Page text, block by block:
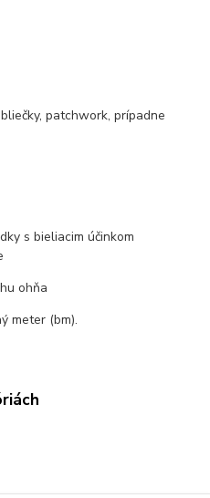
patchwork, prípadne
s bieliacim účinkom
ohňa
meter (bm).